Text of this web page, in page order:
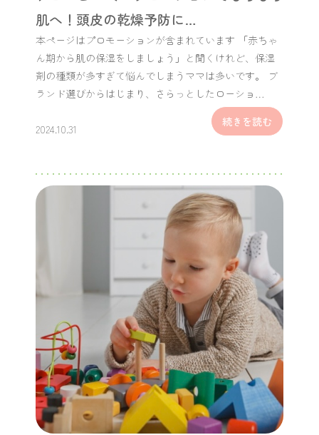
肌へ！頭皮の乾燥予防に…
本ページはプロモーションが含まれています 「赤ちゃ
ん期から肌の保湿をしましょう」と聞くけれど、保湿
剤の種類が多すぎて悩んでしまうママは多いです。 ブ
ランド選びからはじまり、さらっとしたローショ…
2024.10.31
続きを読む